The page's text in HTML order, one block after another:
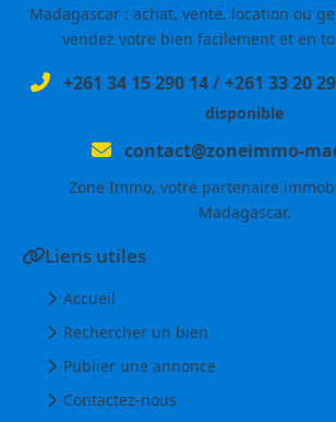
Madagascar : achat, vente, location ou
vendez votre bien facilement et en
+261 34 15 290 14/+261 33 20
disponible
contact@zoneimmo-
Zone Immo, votre partenaire
Madagascar.
Liens utiles
Accueil
Rechercher un bien
Publier une annonce
Contactez-nous